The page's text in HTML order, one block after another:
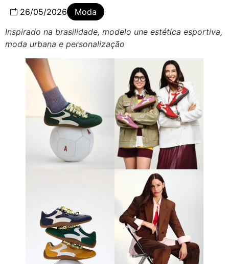
26/05/2026
Moda
Inspirado na brasilidade, modelo une estética esportiva,
moda urbana e personalização